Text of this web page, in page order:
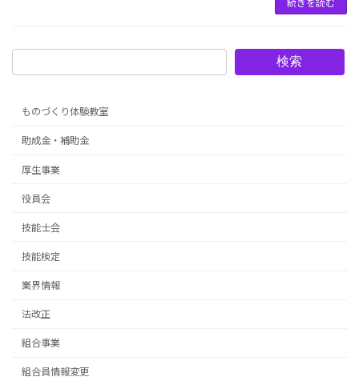
続きを読む
検索
ものづくり体験教室
助成金・補助金
厚生事業
役員会
技能士会
技能検定
業界情報
法改正
組合事業
組合員情報変更